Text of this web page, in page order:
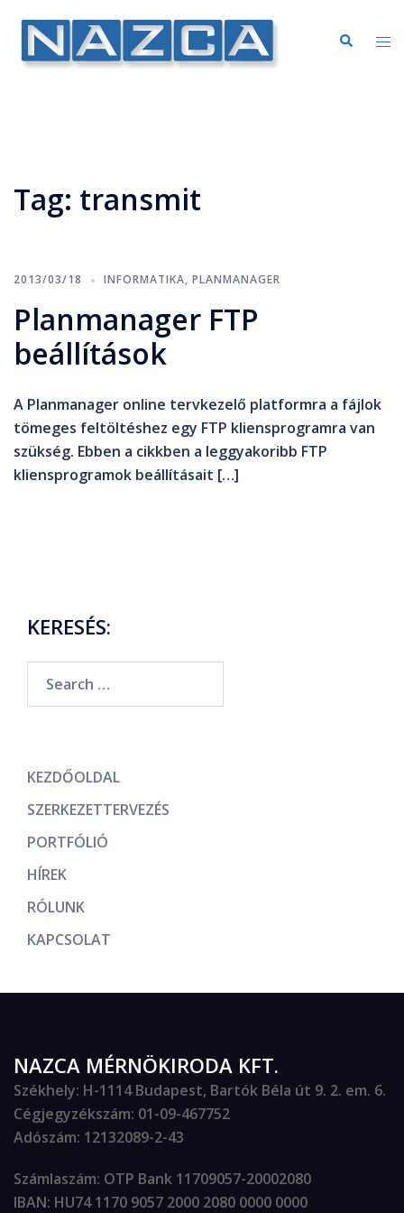
Tag: transmit
2013/03/18 INFORMATIKA, PLANMANAGER
Planmanager FTP
beállítások
A Planmanager online tervkezelő platformra a fájlok
tömeges feltöltéshez egy FTP kliensprogramra van
szükség. Ebben a cikkben a leggyakoribb FTP
kliensprogramok beállításait […]
KERESÉS:
KEZDŐOLDAL
SZERKEZETTERVEZÉS
PORTFÓLIÓ
HÍREK
RÓLUNK
KAPCSOLAT
NAZCA MÉRNÖKIRODA KFT.
Székhely: H-1114 Budapest, Bartók Béla út 9. 2. em. 6.
Cégjegyzékszám: 01-09-467752
Adószám: 12132089-2-43
Számlaszám: OTP Bank 11709057-20002080
IBAN: HU74 1170 9057 2000 2080 0000 0000